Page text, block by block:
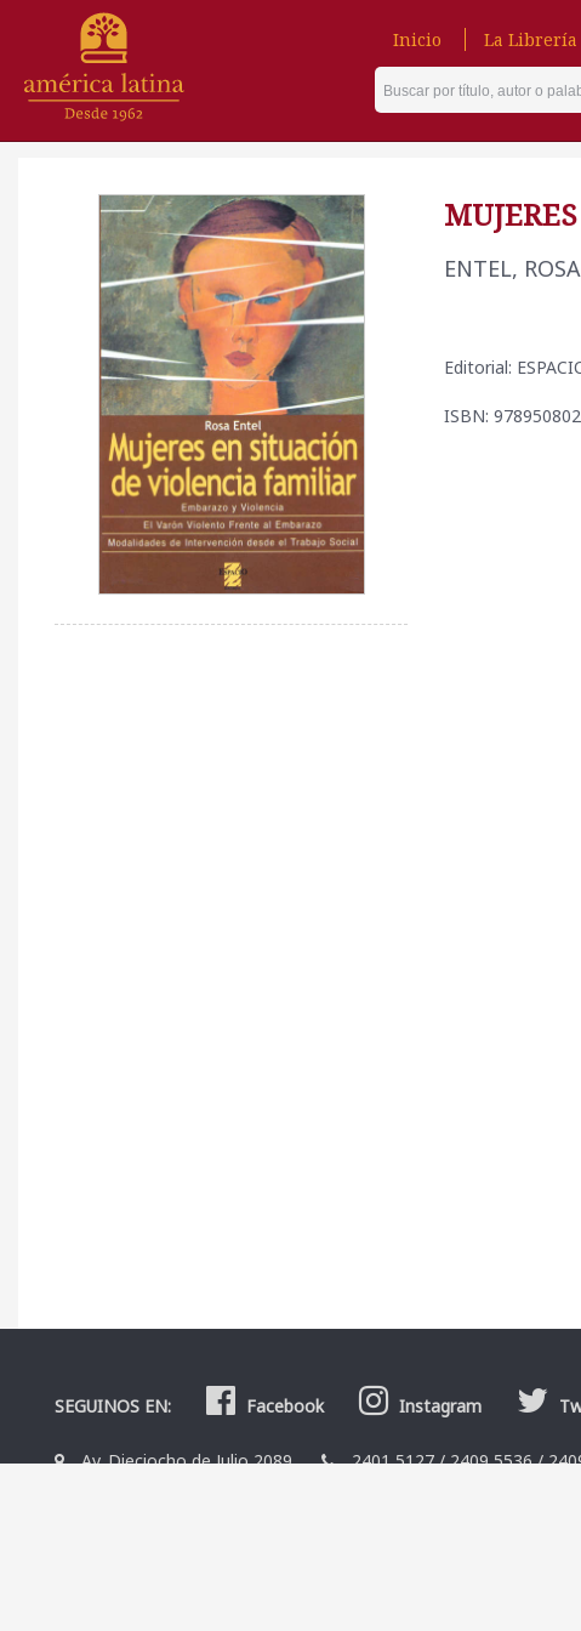
Inicio La Librería
ENTEL, ROSA
Editorial:
ISBN:
SEGUINOS EN: Facebook Instagram
Av. Dieciocho de Julio 2089 2401 5127/2409 5536/